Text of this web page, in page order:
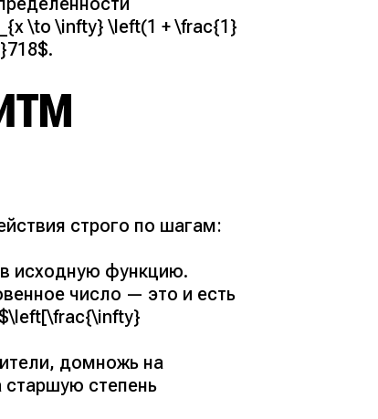
\to \infty} \left(1 + \frac{1}
строго по шагам:
исходную функцию.
число — это и есть
домножь на
степень